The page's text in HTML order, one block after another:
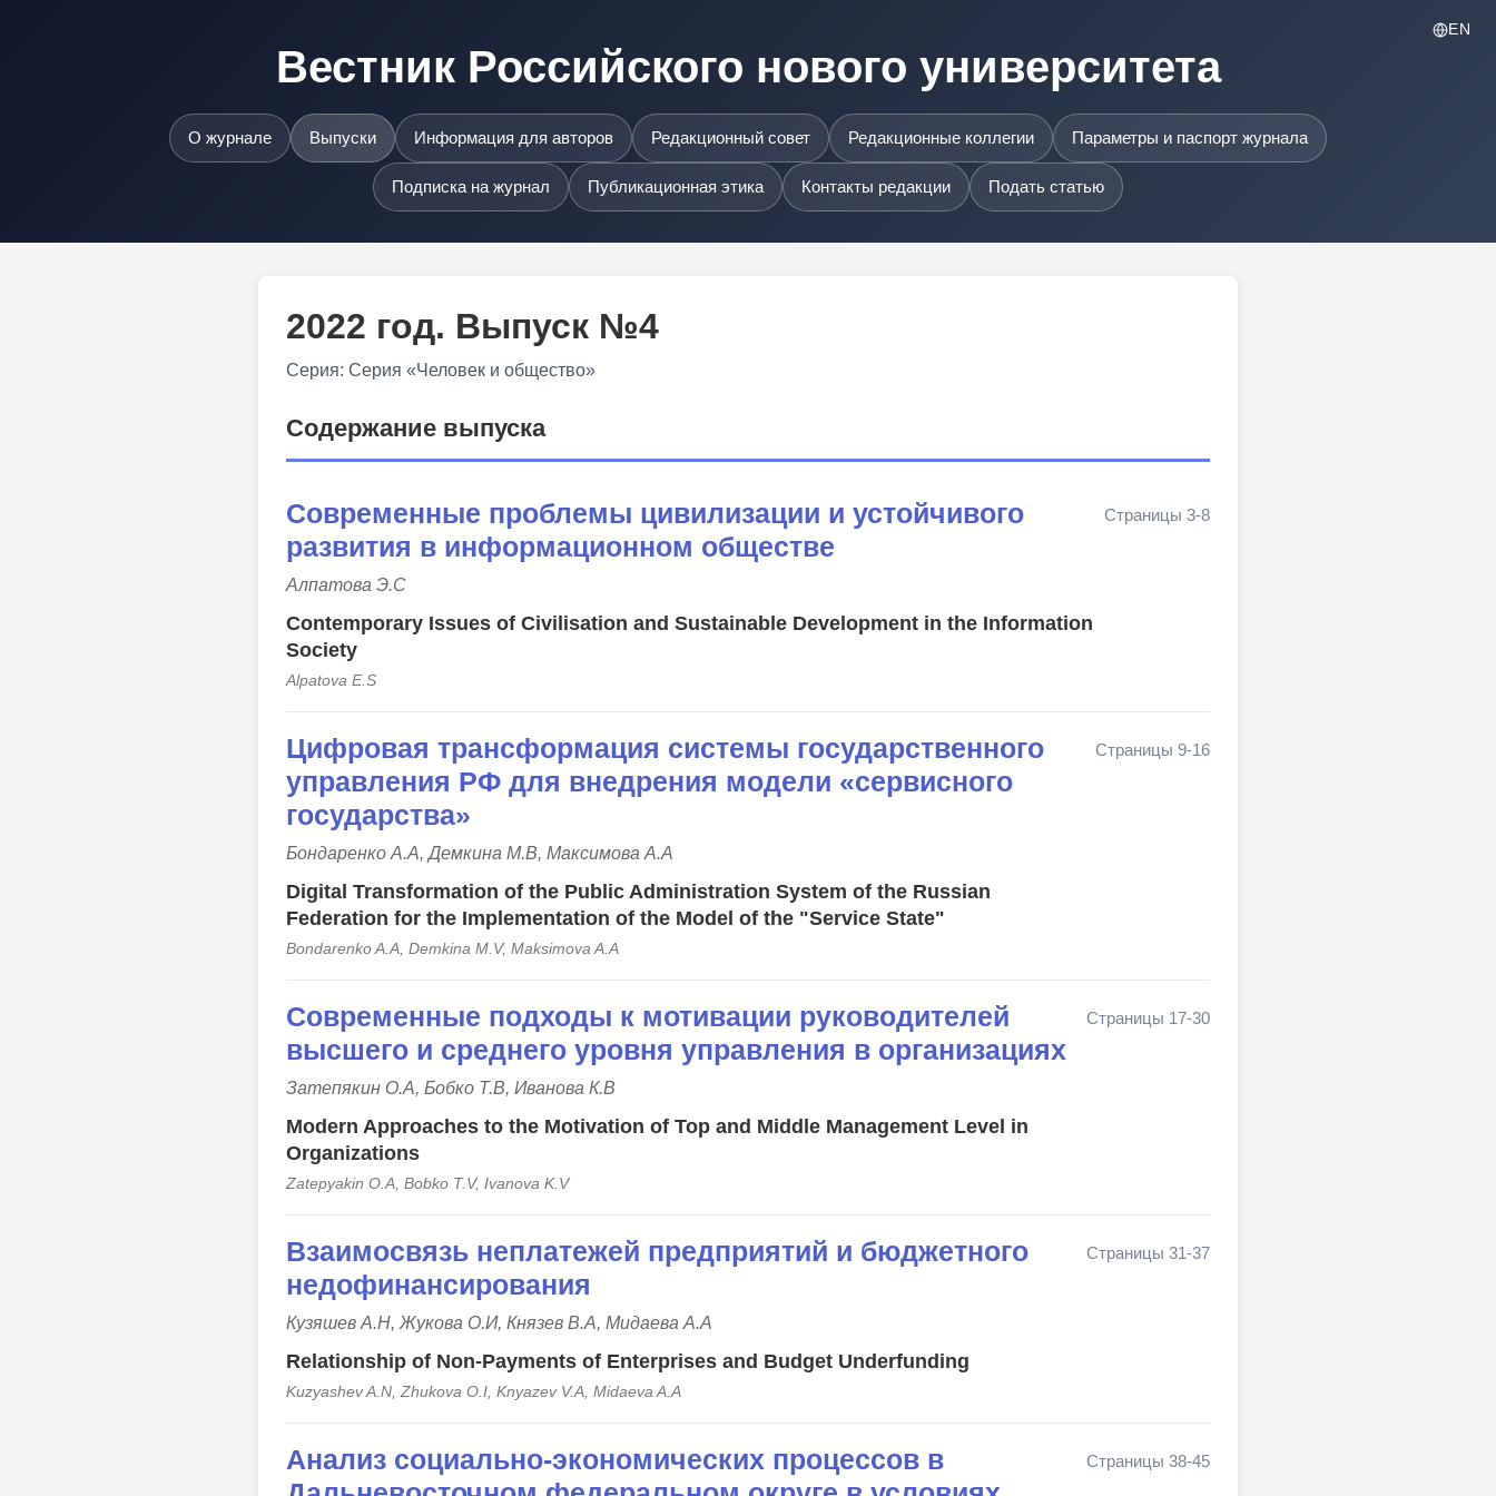
EN
Вестник Российского нового университета
О журнале Выпуски Информация для авторов Редакционный совет Редакционные коллегии Параметры и паспорт журнала
Подписка на журнал Публикационная этика Контакты редакции Подать статью
2022 год. Выпуск №4
Серия: Серия «Человек и общество»
Содержание выпуска
Современные проблемы цивилизации и устойчивого
развития в информационном обществе
Алпатова Э.С
Contemporary Issues of Civilisation and Sustainable Development in the Information
Society
Alpatova E.S
Страницы 3-8
Цифровая трансформация системы государственного
управления РФ для внедрения модели «сервисного
государства»
Бондаренко А.А, Демкина М.В, Максимова А.А
Digital Transformation of the Public Administration System of the Russian
Federation for the Implementation of the Model of the "Service State"
Bondarenko A.A, Demkina M.V, Maksimova A.A
Страницы 9-16
Современные подходы к мотивации руководителей
высшего и среднего уровня управления в организациях
Затепякин О.А, Бобко Т.В, Иванова К.В
Modern Approaches to the Motivation of Top and Middle Management Level in
Organizations
Zatepyakin O.A, Bobko T.V, Ivanova K.V
Страницы 17-30
Взаимосвязь неплатежей предприятий и бюджетного
недофинансирования
Кузяшев А.Н, Жукова О.И, Князев В.А, Мидаева А.А
Relationship of Non-Payments of Enterprises and Budget Underfunding
Kuzyashev A.N, Zhukova O.I, Knyazev V.A, Midaeva A.A
Страницы 31-37
Анализ социально-экономических процессов в
Страницы 38-45